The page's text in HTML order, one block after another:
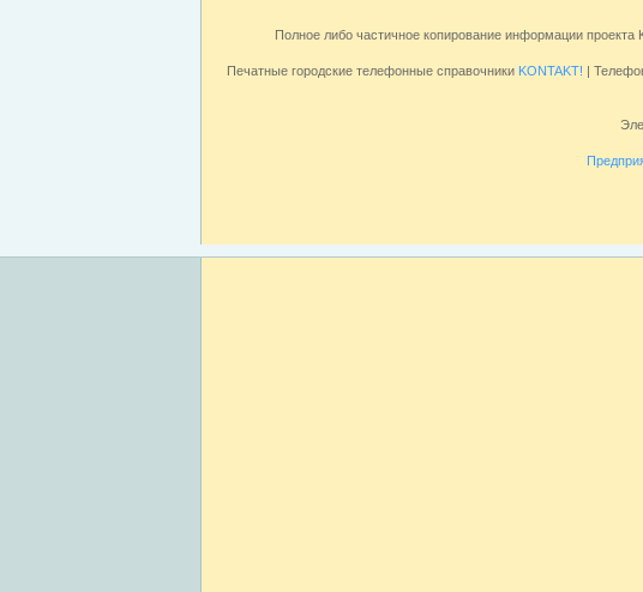
Полное либо частичное копирование информации
Печатные городские телефонные справочникиKONTAKT! |